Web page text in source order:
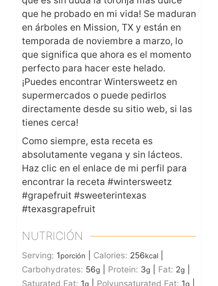
que he probado en mi vida! Se maduran
en árboles en Mission, TX y están en
temporada de noviembre a marzo, lo
que significa que ahora es el momento
perfecto para hacer este helado.
¡Puedes encontrar Wintersweetz en
supermercados o puede pedirlos
directamente desde su sitio web, si las
tienes cerca!
Como siempre, esta receta es
absolutamente vegana y sin lácteos.
Haz clic en el enlace de mi perfil para
encontrar la receta #wintersweetz
#grapefruit #sweeterintexas
#texasgrapefruit
NUTRICIÓN
Serving: 1porción Calories: 256kcal|
Carbohydrates: 56g Protein: 3g Fat: 2g
Saturated Fat: 1g Polyunsaturated Fat: 1g